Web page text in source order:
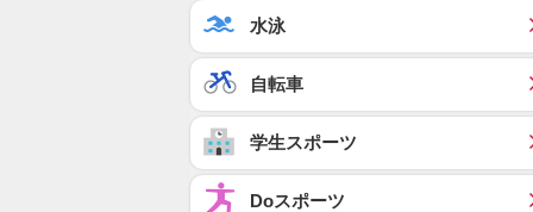
水泳
自転車
学生スポーツ
Doスポーツ